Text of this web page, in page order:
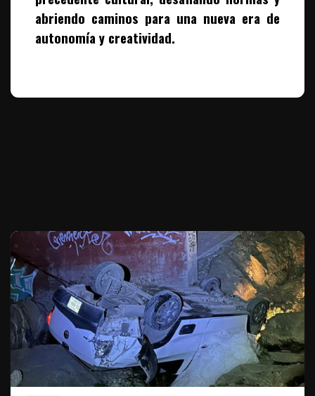
abriendo caminos para una nueva era de
autonomía y creatividad.